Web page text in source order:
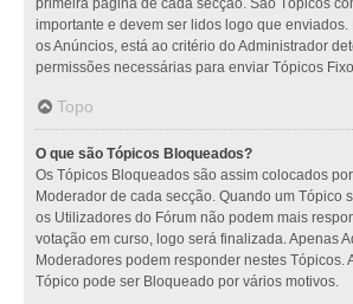
primeira página de cada secção. São Tópicos
importante e devem ser lidos logo que enviados.
os Anúncios, está ao critério do Administrador
permissões necessárias para enviar Tópicos
Topo
O que são Tópicos Bloqueados?
Os Tópicos Bloqueados são assim colocados
Moderador de cada secção. Quando um Tópico
os Utilizadores do Fórum não podem mais
votação em curso, logo será finalizada. Apenas
Moderadores podem responder nestes Tópicos.
Tópico pode ser Bloqueado por vários motivos.